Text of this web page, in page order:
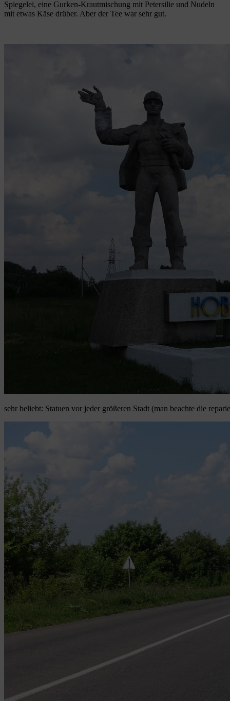
Spiegelei, eine Gurken-Krautmischung mit Petersilie und Nudeln
mit etwas Käse drüber. Aber der Tee war sehr gut.
sehr beliebt: Statuen vor jeder größeren Stadt (man beachte die